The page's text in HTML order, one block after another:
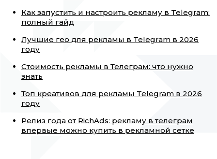
Как запустить и настроить рекламу в Telegram:
полный гайд
Лучшие гео для рекламы в Telegram в 2026
году
Стоимость рекламы в Телеграм: что нужно
знать
Топ креативов для рекламы Telegram в 2026
году
Релиз года от RichAds: рекламу в телеграм
впервые можно купить в рекламной сетке